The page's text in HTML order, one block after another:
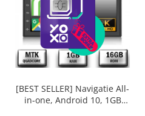
[BEST SELLER] Navigatie All-
in-one, Android 10, 1GB